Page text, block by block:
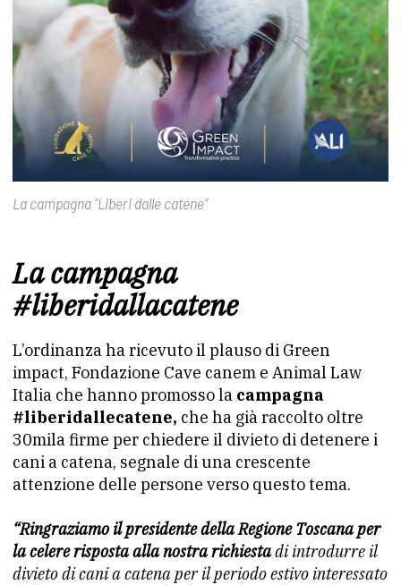
La campagna “Liberi dalle catene”
La campagna
#liberidallacatene
L’ordinanza ha ricevuto il plauso di Green
impact, Fondazione Cave canem e Animal Law
Italia che hanno promosso la campagna
#liberidallecatene, che ha già raccolto oltre
30mila firme per chiedere il divieto di detenere i
cani a catena, segnale di una crescente
attenzione delle persone verso questo tema.
“Ringraziamo il presidente della Regione Toscana per
la celere risposta alla nostra richiestadi introdurre il
divieto di cani a catena per il periodo estivo interessato